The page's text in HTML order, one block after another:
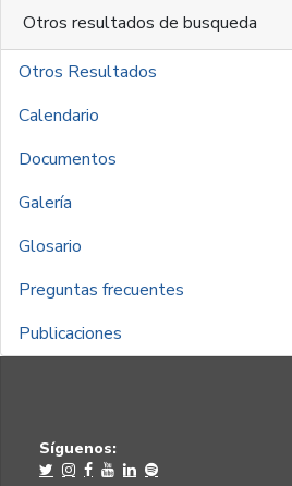
Otros resultados de busqueda
Otros Resultados
Calendario
Documentos
Galería
Glosario
Preguntas frecuentes
Publicaciones
Síguenos: